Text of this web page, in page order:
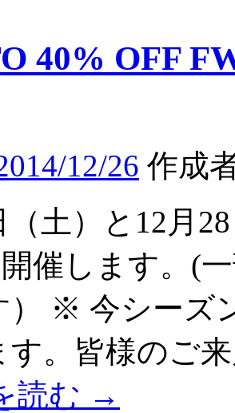
40% OFF
12/26 作成
（土）と12月
催します。(
） ※ 今シーズ
す。皆様のご
読む →